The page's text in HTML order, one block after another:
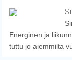
Energinen ja
tuttu jo aiemmilta